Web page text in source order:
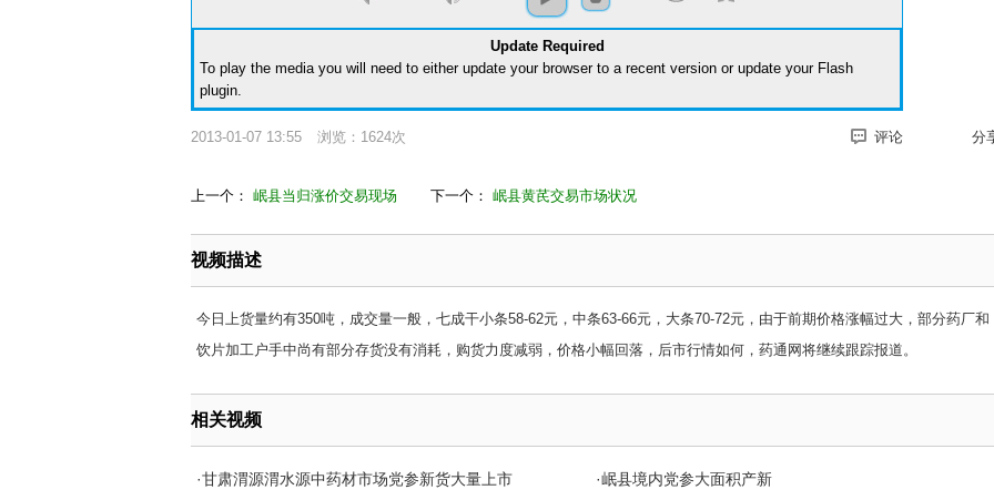
Update Required
To play the media you will need to either update your browser to a recent version or update your Flash
plugin.
2013-01-07 13:55 浏览：1624次 评论 分
上一个： 岷县当归涨价交易现场 下一个： 岷县黄芪交易市场状况
视频描述
今日上货量约有350吨，成交量一般，七成干小条58-62元，中条63-66元，大条70-72元，由于前期价格涨幅过大，部分药厂和
饮片加工户手中尚有部分存货没有消耗，购货力度减弱，价格小幅回落，后市行情如何，药通网将继续跟踪报道。
相关视频
·甘肃渭源渭水源中药材市场党参新货大量上市 ·岷县境内党参大面积产新